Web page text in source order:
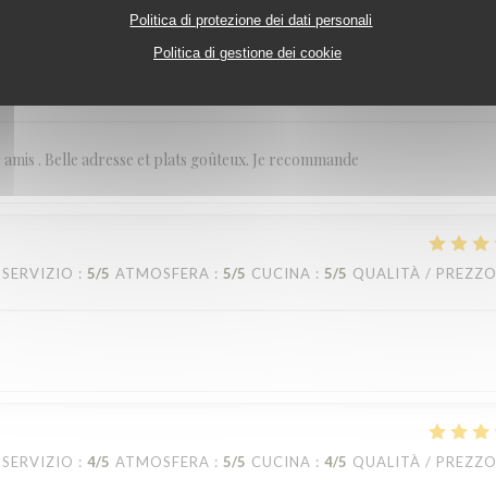
Politica di protezione dei dati personali
Politica di gestione dei cookie
. Belle adresse et plats goûteux. Je recommande
SERVIZIO : 5/5 ATMOSFERA : 5/5 CUCINA : 5/5 QUALITÀ / PREZZO
SERVIZIO : 4/5 ATMOSFERA : 5/5 CUCINA : 4/5 QUALITÀ / PREZZO